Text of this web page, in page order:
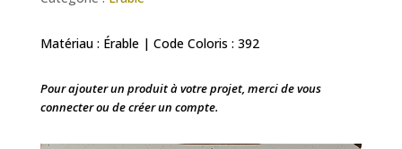
Matériau : Érable | Code Coloris : 392
Pour ajouter un produit à votre projet, merci de vous
connecter ou de créer un compte.